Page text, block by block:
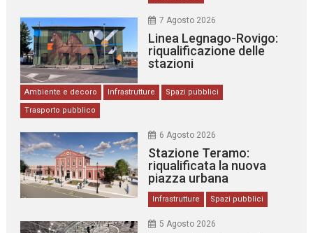
7 Agosto 2026
Linea Legnago-Rovigo:
riqualificazione delle
stazioni
Ambiente e decoro Infrastrutture
Spazi pubblici
Trasporto pubblico
6 Agosto 2026
Stazione Teramo:
riqualificata la nuova
piazza urbana
Infrastrutture Spazi pubblici
5 Agosto 2026